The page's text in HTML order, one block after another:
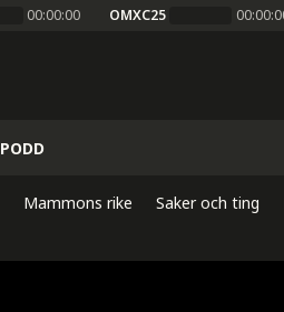
00:00:00 OMXC25
PODD
Mammons rike Saker och ting